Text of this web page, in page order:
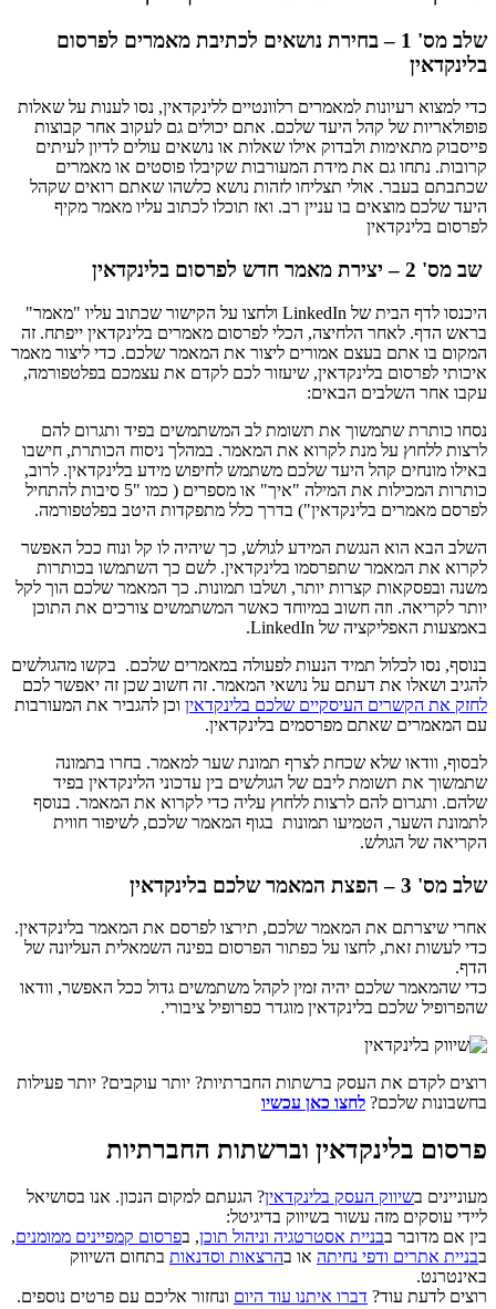
שלב מס' 1 – בחירת נושאים לכתיבת מאמרים לפרסום
בלינקדאין
כדי למצוא רעיונות למאמרים רלוונטיים ללינקדאין, נסו לענות על שאלות
פופולאריות של קהל היעד שלכם. אתם יכולים גם לעקוב אחר קבוצות
פייסבוק מתאימות ולבדוק אילו שאלות או נושאים עולים לדיון לעיתים
קרובות. נתחו גם את מידת המעורבות שקיבלו פוסטים או מאמרים
שכתבתם בעבר. אולי תצליחו לזהות נושא כלשהו שאתם רואים שקהל
היעד שלכם מוצאים בו עניין רב. ואז תוכלו לכתוב עליו מאמר מקיף
לפרסום בלינקדאין
שב מס' 2 – יצירת מאמר חדש לפרסום בלינקדאין
היכנסו לדף הבית של LinkedIn ולחצו על הקישור שכתוב עליו "מאמר"
בראש הדף. לאחר הלחיצה, הכלי לפרסום מאמרים בלינקדאין ייפתח. זה
המקום בו אתם בעצם אמורים ליצור את המאמר שלכם. כדי ליצור מאמר
איכותי לפרסום בלינקדאין, שיעזור לכם לקדם את עצמכם בפלטפורמה,
עקבו אחר השלבים הבאים:
נסחו כותרת שתמשוך את תשומת לב המשתמשים בפיד ותגרום להם
לרצות ללחוץ על מנת לקרוא את המאמר. במהלך ניסוח הכותרת, חישבו
באילו מונחים קהל היעד שלכם משתמש לחיפוש מידע בלינקדאין. לרוב,
כותרות המכילות את המילה "איך" או מספרים ( כמו "5 סיבות להתחיל
לפרסם מאמרים בלינקדאין") בדרך כלל מתפקדות היטב בפלטפורמה.
השלב הבא הוא הנגשת המידע לגולש, כך שיהיה לו קל ונוח ככל האפשר
לקרוא את המאמר שתפרסמו בלינקדאין. לשם כך השתמשו בכותרות
משנה ובפסקאות קצרות יותר, ושלבו תמונות. כך המאמר שלכם הוך לקל
יותר לקריאה. וזה חשוב במיוחד כאשר המשתמשים צורכים את התוכן
באמצעות האפליקציה של LinkedIn.
בנוסף, נסו לכלול תמיד הנעות לפעולה במאמרים שלכם. בקשו מהגולשים
להגיב ושאלו את דעתם על נושאי המאמר. זה חשוב שכן זה יאפשר לכם
לחזק את הקשרים העיסקיים שלכם בלינקדאין וכן להגביר את המעורבות
עם המאמרים שאתם מפרסמים בלינקדאין.
לבסוף, וודאו שלא שכחת לצרף תמונת שער למאמר. בחרו בתמונה
שתמשוך את תשומת ליבם של הגולשים בין עדכוני הלינקדאין בפיד
שלהם. ותגרום להם לרצות ללחוץ עליה כדי לקרוא את המאמר. בנוסף
לתמונת השער, הטמיעו תמונות בגוף המאמר שלכם, לשיפור חווית
הקריאה של הגולש.
שלב מס' 3 – הפצת המאמר שלכם בלינקדאין
אחרי שיצרתם את המאמר שלכם, תירצו לפרסם את המאמר בלינקדאין.
כדי לעשות זאת, לחצו על כפתור הפרסום בפינה השמאלית העליונה של
הדף.
כדי שהמאמר שלכם יהיה זמין לקהל משתמשים גדול ככל האפשר, וודאו
שהפרופיל שלכם בלינקדאין מוגדר כפרופיל ציבורי.
רוצים לקדם את העסק ברשתות החברתיות? יותר עוקבים? יותר פעילות
בחשבונות שלכם? לחצו כאן עכשיו
פרסום בלינקדאין וברשתות החברתיות
מעוניינים בשיווק העסק בלינקדאין? הגעתם למקום הנכון. אנו בסושיאל
ליידי עוסקים מזה עשור בשיווק בדיגיטל:
בין אם מדובר בבניית אסטרטגיה וניהול תוכן, בפרסום קמפיינים ממומנים,
בבניית אתרים ודפי נחיתה או בהרצאות וסדנאות בתחום השיווק
באינטרנט.
רוצים לדעת עוד? דברו איתנו עוד היום ונחזור אליכם עם פרטים נוספים.